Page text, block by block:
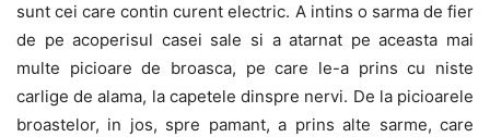
sunt cei care contin curent electric. A intins o sarma de fier
de pe acoperisul casei sale si a atarnat pe aceasta mai
multe picioare de broasca, pe care le-a prins cu niste
carlige de alama, la capetele dinspre nervi. De la picioarele
broastelor, in jos, spre pamant, a prins alte sarme, care